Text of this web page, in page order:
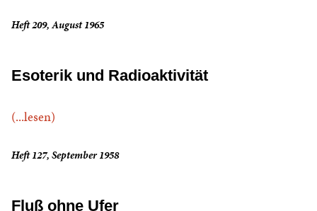
Heft 209, August 1965
Esoterik und Radioaktivität
(...lesen)
Heft 127, September 1958
Fluß ohne Ufer